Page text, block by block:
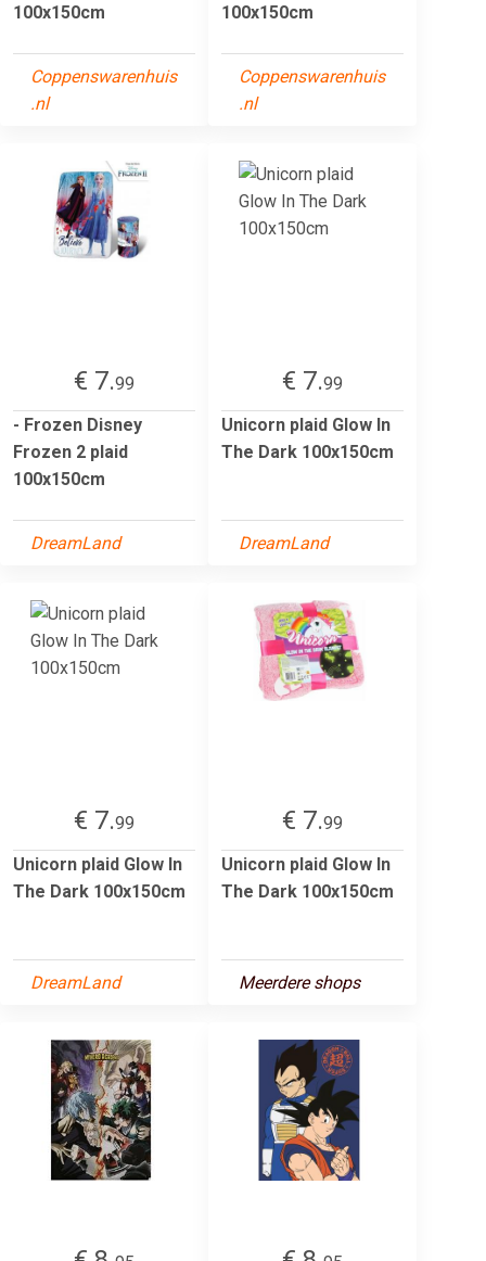
100x150cm
Coppenswarenhuis
.nl
100x150cm
Coppenswarenhuis
.nl
€ 7.99
- Frozen Disney
Frozen 2 plaid
100x150cm
DreamLand
€ 7.99
Unicorn plaid Glow In
The Dark 100x150cm
DreamLand
€ 7.99
Unicorn plaid Glow In
The Dark 100x150cm
DreamLand
€ 7.99
Unicorn plaid Glow In
The Dark 100x150cm
Meerdere shops